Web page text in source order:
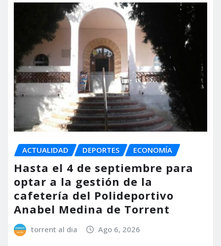
ACTUALIDAD DEPORTES ECONOMÍA
Hasta el 4 de septiembre para
optar a la gestión de la
cafetería del Polideportivo
Anabel Medina de Torrent
torrent al dia Ago 6, 2026